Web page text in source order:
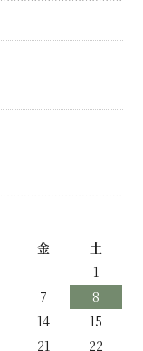
金
土
1
7
8
14
15
21 22